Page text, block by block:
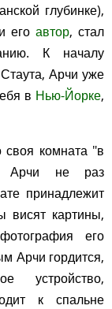
глубинке),
его автор, стал
К началу
Арчи уже
в Нью-Йорке,
своя комната "в
Арчи не раз
принадлежит
картины,
его
Арчи гордится,
к спальне